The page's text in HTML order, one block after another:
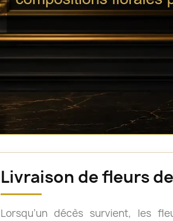
Livraison de fleurs de
Lorsqu’un décès survient, les